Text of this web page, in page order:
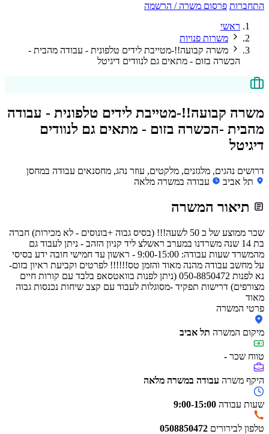
התחברות פרסום משרה / הרשמה
ראשי
משרות פנויות
משרה קבועה!!-מטייבת לידים טלפונית - עבודה מהבית -
הכשרה בזום - מתאים גם לנוודים דיגיטל
משרה קבועה!!-מטייבת לידים טלפונית - עבודה
מהבית -הכשרה בזום - מתאים גם לנוודים
דיגיטל
דרושים נהגים, מלגזנים, מלקטים, עוזר נהג, מחסנאים עבודה במחסן
תל אביב
עבודה במשרה מלאה
תיאור המשרה
שכר ממוצע של כ 50 לשעה!!! (בסיס גבוה +בונוסים - לא מכירות) חברה
בת 14 שנה משרדנו במערב ראשלצ ליד קניון הזהב - ניתן לעבוד גם
מהמשרד שעות עבודה: 9:00-15:00 - ראשון עד חמישי חובה ידע בסיסי
על מחשב עבודה מהנה מאוד והזמן טס!!!!!! לפרטים וקביעת ראיון בזום-
נא לפנות 050-8850472 (ניתן לפנות בוואטסאפ בלבד עם קורות חיים
מצורפים) דרישות תפקיד -מסוגלות לעבוד עם קצב שיחות נכנסות גבוה
מאוד
פרטי המשרה
מיקום המשרה תל אביב
טווח שכר -
היקף משרה עבודה במשרה מלאה
שעות עבודה 9:00-15:00
טלפון לבירורים 0508850472